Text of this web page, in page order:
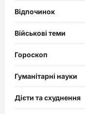
Відпочинок
Військові теми
Гороскоп
Гуманітарні науки
Дієти та схуднення